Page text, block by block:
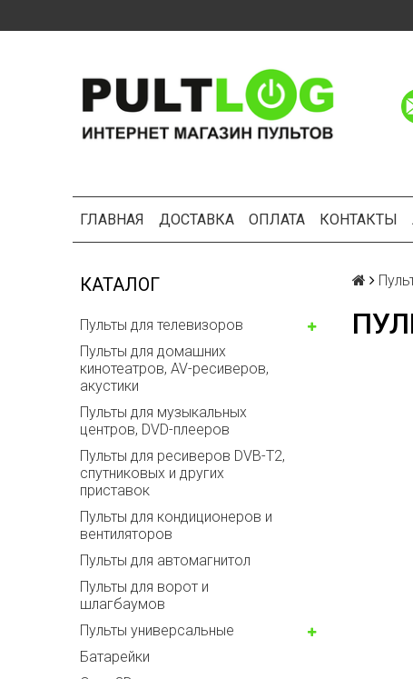
ГЛАВНАЯ ДОСТАВКА ОПЛАТА КОНТАКТЫ
КАТАЛОГ
Пульты для телевизоров
Пульты для домашних
кинотеатров, AV-ресиверов,
акустики
Пульты для музыкальных
центров, DVD-плееров
Пульты для ресиверов DVB-T2,
спутниковых и других
приставок
Пульты для кондиционеров и
вентиляторов
Пульты для автомагнитол
Пульты для ворот и
шлагбаумов
Пульты универсальные
Батарейки